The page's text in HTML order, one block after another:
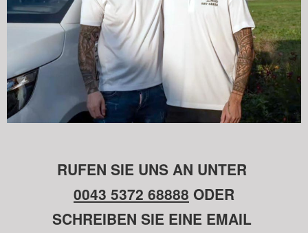
RUFEN SIE UNS AN UNTER
0043 5372 68888 ODER
SCHREIBEN SIE EINE EMAIL